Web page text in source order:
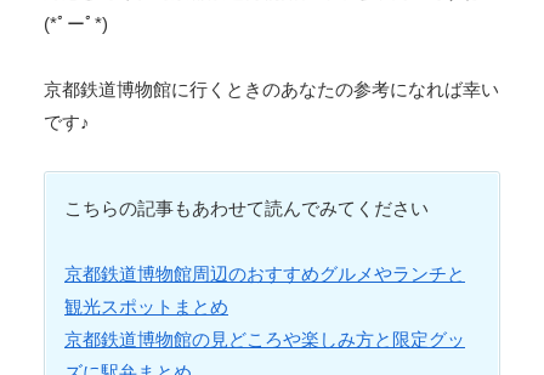
(*ﾟーﾟ*)
京都鉄道博物館に行くときのあなたの参考になれば幸い
です♪
こちらの記事もあわせて読んでみてください
京都鉄道博物館周辺のおすすめグルメやランチと
観光スポットまとめ
京都鉄道博物館の見どころや楽しみ方と限定グッ